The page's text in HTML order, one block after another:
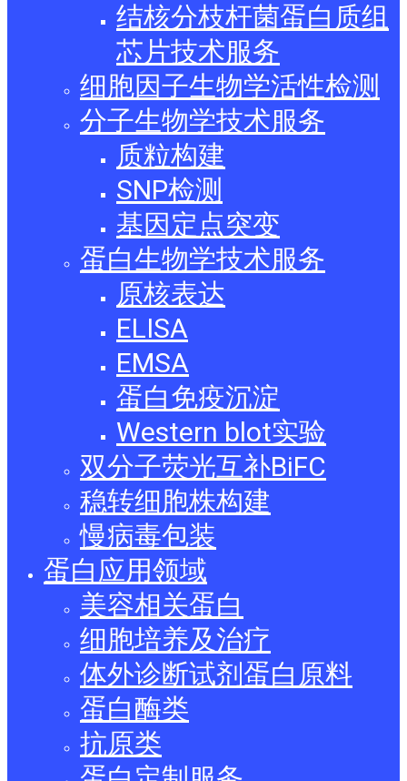
结核分枝杆菌蛋白质组
芯片技术服务
细胞因子生物学活性检测
分子生物学技术服务
质粒构建
SNP检测
基因定点突变
蛋白生物学技术服务
原核表达
ELISA
EMSA
蛋白免疫沉淀
Western blot实验
双分子荧光互补BiFC
稳转细胞株构建
慢病毒包装
蛋白应用领域
美容相关蛋白
细胞培养及治疗
体外诊断试剂蛋白原料
蛋白酶类
抗原类